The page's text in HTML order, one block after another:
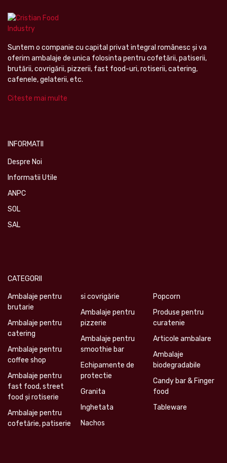
Suntem o companie cu capital privat integral românesc şi va
oferim ambalaje de unica folosinta pentru cofetării, patiserii,
brutării, covrigării, pizzerii, fast food-uri, rotiserii, catering,
cafenele, gelaterii, etc.
Citeste mai multe
INFORMATII
Despre Noi
Informatii Utile
ANPC
SOL
SAL
CATEGORII
Ambalaje pentru
brutarie
Ambalaje pentru
catering
Ambalaje pentru
coffee shop
Ambalaje pentru
fast food, street
food și rotiserie
Ambalaje pentru
cofetărie, patiserie
si covrigărie
Ambalaje pentru
pizzerie
Ambalaje pentru
smoothie bar
Echipamente de
protectie
Granita
Inghetata
Nachos
Popcorn
Produse pentru
curatenie
Articole ambalare
Ambalaje
biodegradabile
Candy bar & Finger
food
Tableware